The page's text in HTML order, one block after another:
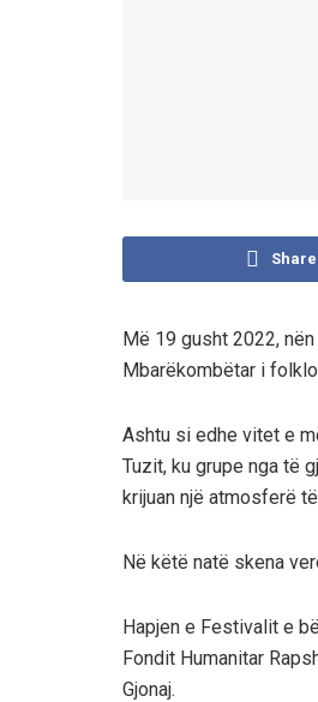
Më 19 gusht 2022,
Mbarëkombëtar i
Ashtu si edhe vitet e
Tuzit, ku grupe nga të
krijuan një atmosferë
Në këtë natë skena
Hapjen e Festivalit e
Fondit Humanitar
Gjonaj.